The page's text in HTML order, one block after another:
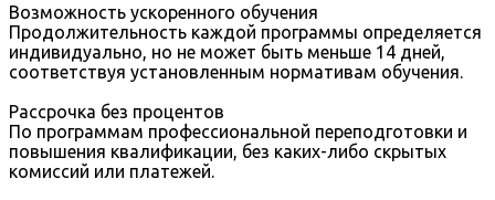
Возможность ускоренного обучения
Продолжительность каждой программы определяется
индивидуально, но не может быть меньше 14 дней,
соответствуя установленным нормативам обучения.
Рассрочка без процентов
По программам профессиональной переподготовки и
повышения квалификации, без каких-либо скрытых
комиссий или платежей.